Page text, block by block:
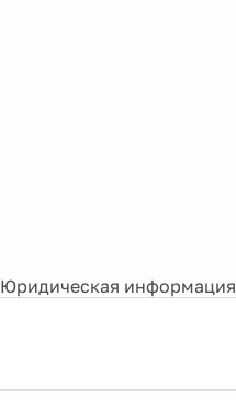
Юридическая информация